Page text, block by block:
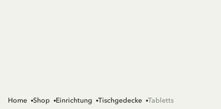
Home Shop Einrichtung Tischgedecke Tabletts